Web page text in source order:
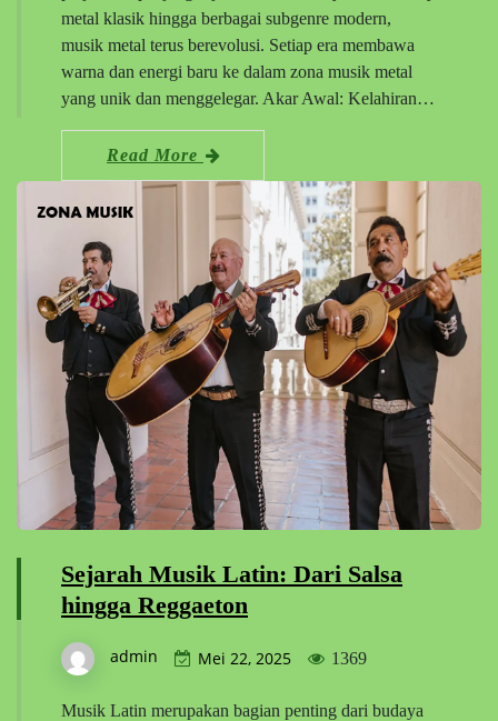
metal klasik hingga berbagai subgenre modern,
musik metal terus berevolusi. Setiap era membawa
warna dan energi baru ke dalam zona musik metal
yang unik dan menggelegar. Akar Awal: Kelahiran…
Read More
Sejarah Musik Latin: Dari Salsa
hingga Reggaeton
admin Mei 22, 2025 1369
Musik Latin merupakan bagian penting dari budaya